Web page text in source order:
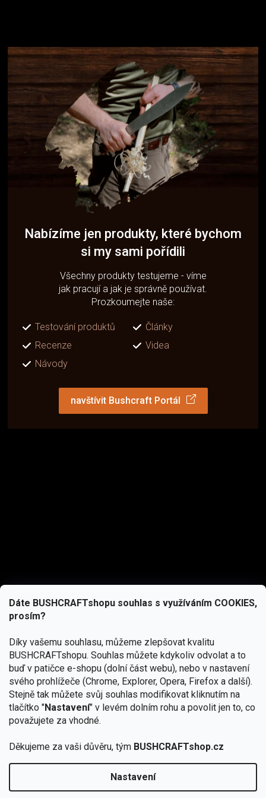
Dáte BUSHCRAFTshopu souhlas s využíváním COOKIES,
prosím?
Díky vašemu souhlasu, můžeme zlepšovat kvalitu
BUSHCRAFTshopu. Souhlas můžete kdykoliv odvolat a to
buď v patičce e-shopu (dolní část webu), nebo v nastavení
svého prohlížeče (Chrome, Explorer, Opera, Firefox a další).
Stejně tak můžete svůj souhlas modifikovat kliknutím na
tlačítko "Nastavení" v levém dolním rohu a povolit jen to, co
považujete za vhodné.
Děkujeme za vaši důvěru, tým BUSHCRAFTshop.cz
Nastavení
Nabízíme jen produkty, které bychom
si my sami pořídili
Všechny produkty testujeme - víme
jak pracují a jak je správně používat.
Prozkoumejte naše:
Testování produktů
Články
Recenze
Videa
Návody
navštívit Bushcraft Portál
podmínkami ochrany osobních údajů
Copyright 2026BUSHCRAFTshop.cz. Všechna práva